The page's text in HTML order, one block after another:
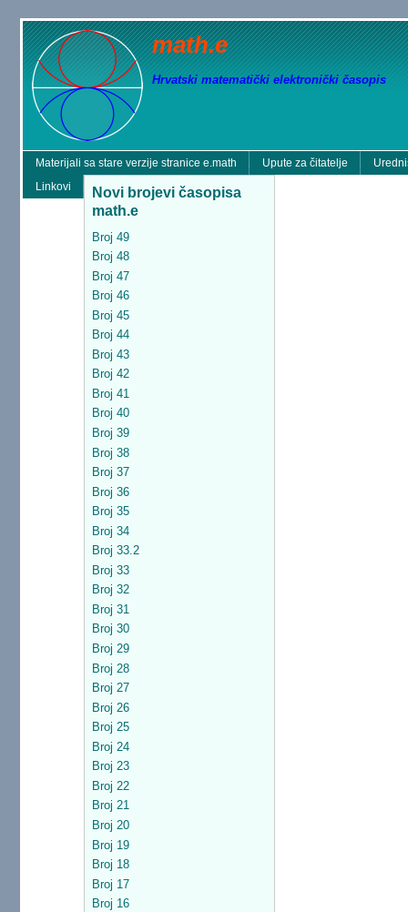
math.e
Hrvatski matematički elektronički časopis
Materijali sa stare verzije stranice e.math Upute za čitatelje
Linkovi
Novi brojevi časopisa
math.e
Broj 49
Broj 48
Broj 47
Broj 46
Broj 45
Broj 44
Broj 43
Broj 42
Broj 41
Broj 40
Broj 39
Broj 38
Broj 37
Broj 36
Broj 35
Broj 34
Broj 33.2
Broj 33
Broj 32
Broj 31
Broj 30
Broj 29
Broj 28
Broj 27
Broj 26
Broj 25
Broj 24
Broj 23
Broj 22
Broj 21
Broj 20
Broj 19
Broj 18
Broj 17
Broj 16